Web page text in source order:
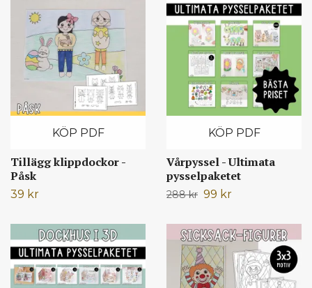
KÖP PDF
Tillägg klippdockor -
Påsk
39 kr
KÖP PDF
Vårpyssel - Ultimata
pysselpaketet
288 kr 99 kr